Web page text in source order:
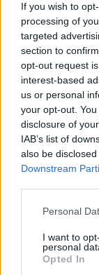
If you wish to
processing of
targeted
section to
opt-out request
interest-based
us or personal
your opt-out.
disclosure of
IAB’s list of
also be
Downstream
Please note that
not limited to
grant or deny
use your data
Personal
I want to
personal
Opted In
el servicioy
siguen
través de
récord por
éxito, sino
en el
AUTOR